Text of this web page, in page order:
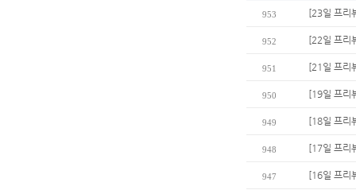
953 [23일 프리
952 [22일 프리
951 [21일 프리
950 [19일 프리
949 [18일 프리
948 [17일 프리
947 [16일 프리